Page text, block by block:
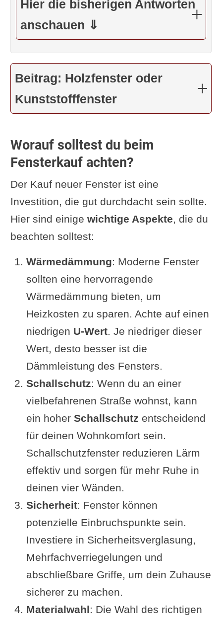
Hier die bisherigen Antworten
anschauen ⇓
Beitrag: Holzfenster oder
Kunststofffenster
Worauf solltest du beim
Fensterkauf achten?
Der Kauf neuer Fenster ist eine
Investition, die gut durchdacht sein sollte.
Hier sind einige wichtige Aspekte, die du
beachten solltest:
Wärmedämmung: Moderne Fenster
sollten eine hervorragende
Wärmedämmung bieten, um
Heizkosten zu sparen. Achte auf einen
niedrigen U-Wert. Je niedriger dieser
Wert, desto besser ist die
Dämmleistung des Fensters.
Schallschutz: Wenn du an einer
vielbefahrenen Straße wohnst, kann
ein hoher Schallschutz entscheidend
für deinen Wohnkomfort sein.
Schallschutzfenster reduzieren Lärm
effektiv und sorgen für mehr Ruhe in
deinen vier Wänden.
Sicherheit: Fenster können
potenzielle Einbruchspunkte sein.
Investiere in Sicherheitsverglasung,
Mehrfachverriegelungen und
abschließbare Griffe, um dein Zuhause
sicherer zu machen.
Materialwahl: Die Wahl des richtigen